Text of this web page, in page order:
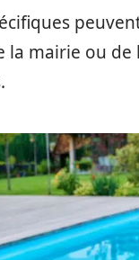
mairie ou